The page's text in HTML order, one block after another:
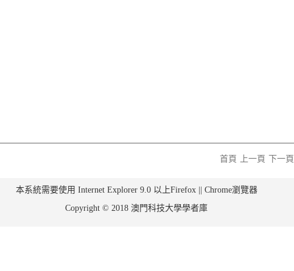
首頁
上一頁 下一頁
本系統需要使用 Internet Explorer 9.0 以上Firefox || Chrome瀏覽器
Copyright © 2018 澳門科技大學學者庫